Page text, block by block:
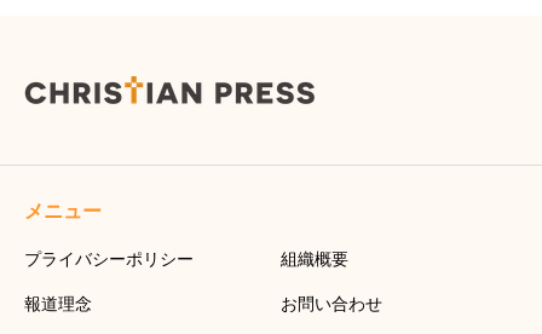
メニュー
プライバシーポリシー 組織概要
報道理念 お問い合わせ